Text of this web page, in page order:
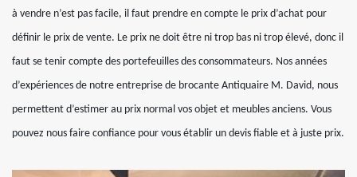
à vendre n’est pas facile, il faut prendre en compte le prix d’achat pour
définir le prix de vente. Le prix ne doit être ni trop bas ni trop élevé, donc il
faut se tenir compte des portefeuilles des consommateurs. Nos années
d’expériences de notre entreprise de brocante Antiquaire M. David, nous
permettent d’estimer au prix normal vos objet et meubles anciens. Vous
pouvez nous faire confiance pour vous établir un devis fiable et à juste prix.